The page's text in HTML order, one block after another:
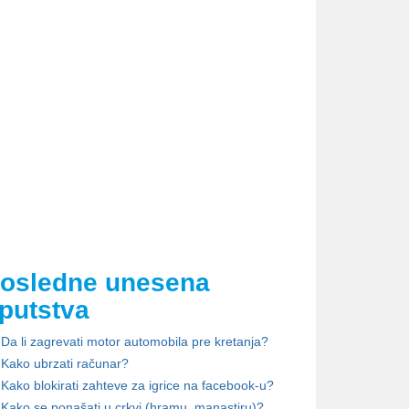
unesena
Da li zagrevati motor automobila pre kretanja?
Kako ubrzati računar?
Kako blokirati zahteve za igrice na facebook-u?